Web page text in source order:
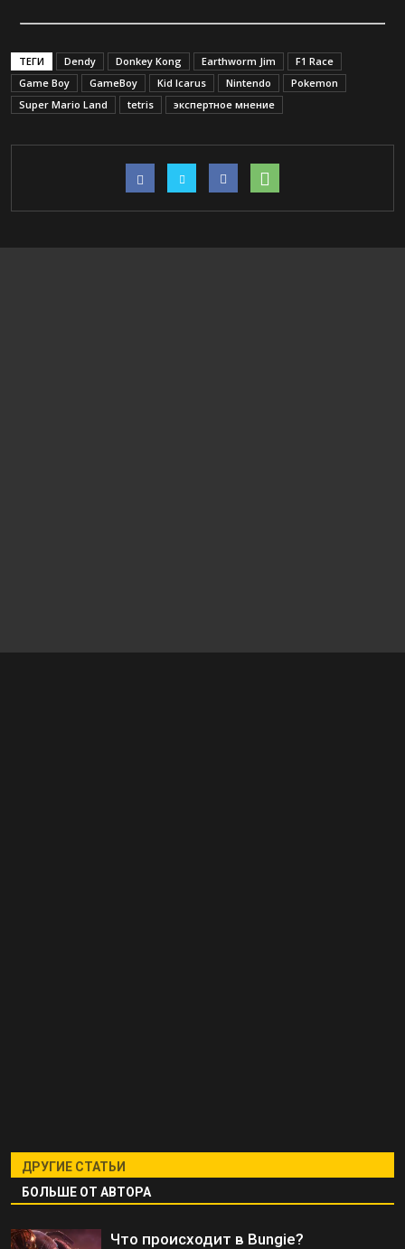
ТЕГИ Dendy Donkey Kong Earthworm Jim
F1 Race
Game Boy
GameBoy Kid Icarus Nintendo
Pokemon
Super Mario Land
tetris экспертное мнение
ДРУГИЕ СТАТЬИ
БОЛЬШЕ ОТ АВТОРА
Что происходит в Bungie?